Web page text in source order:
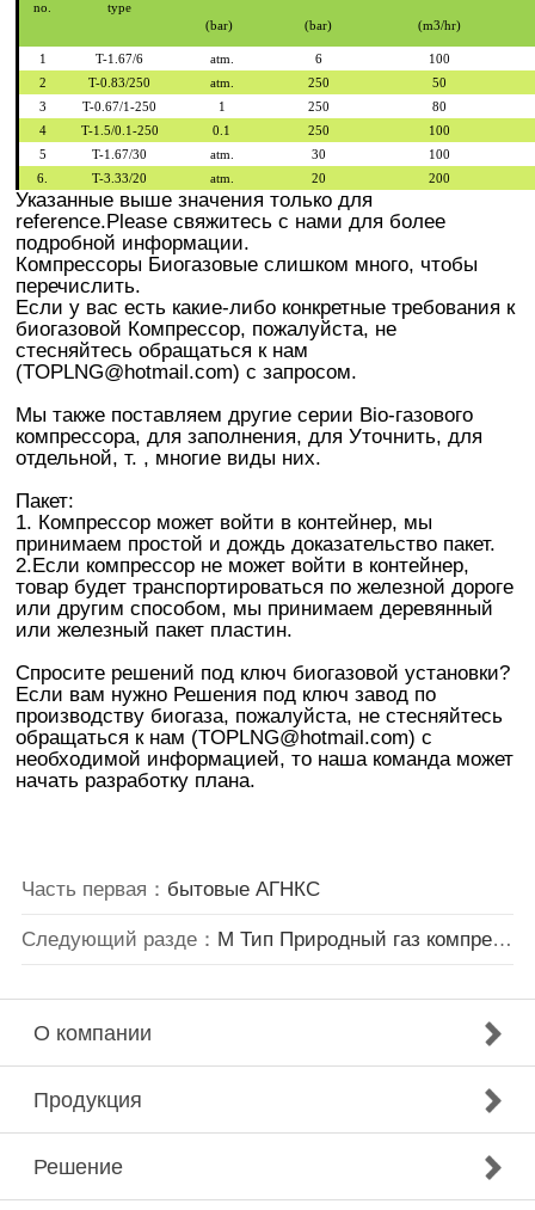
no. type
(bar) (bar) (m3/hr)
1 T-1.67/6 atm. 6
100
2
T-0.83/250 atm. 250
50
3
T-0.67/1-250 1 250
80
4
T-1.5/0.1-250 0.1 250
100
5
T-1.67/30 atm. 30
100
6.
T-3.33/20 atm. 20 200
Указанные выше значения только для
reference.Please свяжитесь с нами для более
подробной информации.
Компрессоры Биогазовые слишком много, чтобы
перечислить.
Если у вас есть какие-либо конкретные требования к
биогазовой Компрессор, пожалуйста, не
стесняйтесь обращаться к нам
(TOPLNG@hotmail.com) с запросом.
Мы также поставляем другие серии Bio-газового
компрессора, для заполнения, для Уточнить, для
отдельной, т. , многие виды них.
Пакет:
1. Компрессор может войти в контейнер, мы
принимаем простой и дождь доказательство пакет.
2.Если компрессор не может войти в контейнер,
товар будет транспортироваться по железной дороге
или другим способом, мы принимаем деревянный
или железный пакет пластин.
Спросите решений под ключ биогазовой установки?
Если вам нужно Решения под ключ завод по
производству биогаза, пожалуйста, не стесняйтесь
обращаться к нам (TOPLNG@hotmail.com) с
необходимой информацией, то наша команда может
начать разработку плана.
Часть первая： бытовые АГНКС
Следующий разде： M Тип Природный газ компрессор
О компании
Продукция
Решение